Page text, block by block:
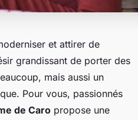
et attirer de
grandissant de porter des
mais aussi un
Pour vous, passionnés
de Caro propose une